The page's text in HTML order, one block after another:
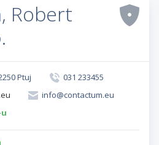
Robert
Ptuj
031 233455
info@contactum.eu